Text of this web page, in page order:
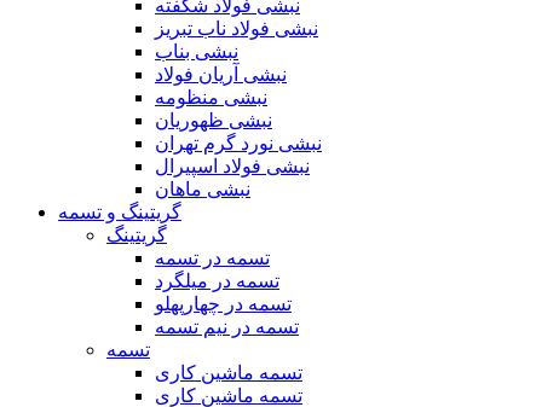
نبشی فولاد شکفته
نبشی فولاد ناب تبریز
نبشی بناب
نبشی آریان فولاد
نبشی منظومه
نبشی ظهوریان
نبشی نورد گرم تهران
نبشی فولاد اسپیرال
نبشی ماهان
گریتینگ و تسمه
گریتینگ
تسمه در تسمه
تسمه در میلگرد
تسمه در چهارپهلو
تسمه در نیم تسمه
تسمه
تسمه ماشین کاری
تسمه ماشین کاری